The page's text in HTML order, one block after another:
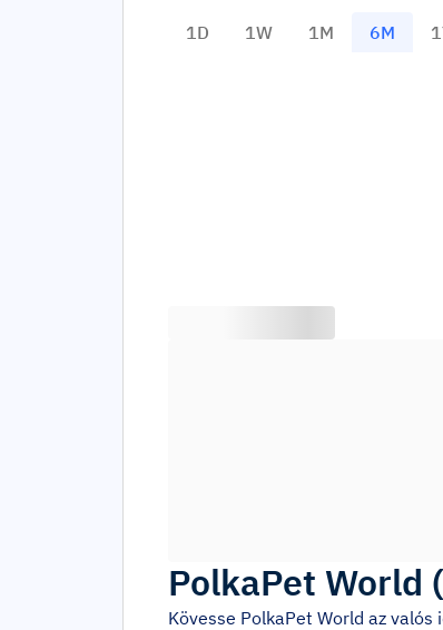
1D 1W 1M 6M
PolkaPet World (
Kövesse PolkaPet World az valós